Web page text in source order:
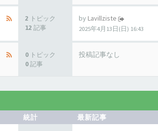
2 トピック
12 記事
by Lavillziste
2025年4月13日(日) 16:43
0 トピック
0 記事
投稿記事なし
統計 最新記事